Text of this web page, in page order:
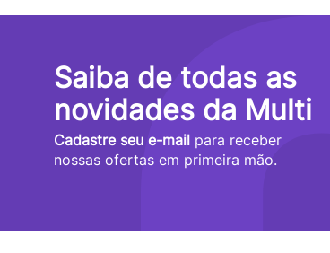
Saiba de todas as
novidades da Multi
Cadastre seu e-mail para receber
nossas ofertas em primeira mão.